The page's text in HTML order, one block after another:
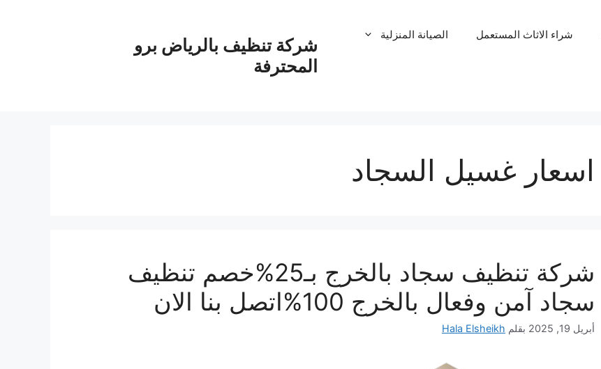
شركة تنظيف بالرياض برو
المحترفة
شراء الاثاث المستعمل الصيانة المنزلية
اسعار غسيل السجاد
شركة تنظيف سجاد بالخرج بـ25%خصم تنظيف
سجاد آمن وفعال بالخرج 100%اتصل بنا الان
أبريل 19, 2025 بقلم Hala Elsheikh